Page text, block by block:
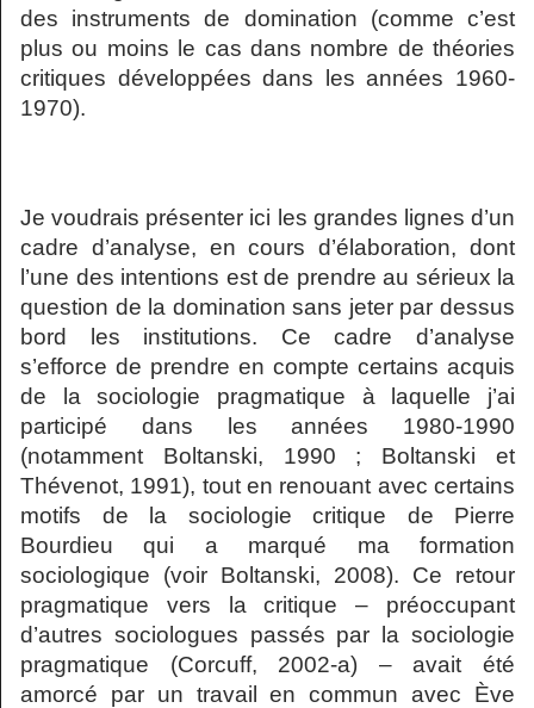
des instruments de domination (comme c’est
plus ou moins le cas dans nombre de théories
critiques développées dans les années 1960-
1970).
Je voudrais présenter ici les grandes lignes d’un
cadre d’analyse, en cours d’élaboration, dont
l’une des intentions est de prendre au sérieux la
question de la domination sans jeter par dessus
bord les institutions. Ce cadre d’analyse
s’efforce de prendre en compte certains acquis
de la sociologie pragmatique à laquelle j’ai
participé dans les années 1980-1990
(notamment Boltanski, 1990 ; Boltanski et
Thévenot, 1991), tout en renouant avec certains
motifs de la sociologie critique de Pierre
Bourdieu qui a marqué ma formation
sociologique (voir Boltanski, 2008). Ce retour
pragmatique vers la critique – préoccupant
d’autres sociologues passés par la sociologie
pragmatique (Corcuff, 2002-a) – avait été
amorcé par un travail en commun avec Ève